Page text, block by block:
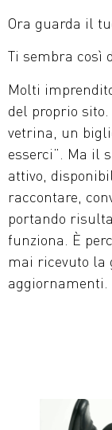
Ora guarda il
Ti sembra così
Molti
del proprio
vetrina, un
esserci”. Ma il
attivo,
raccontare,
portando
funziona. È
mai ricevuto la
aggiornamenti.